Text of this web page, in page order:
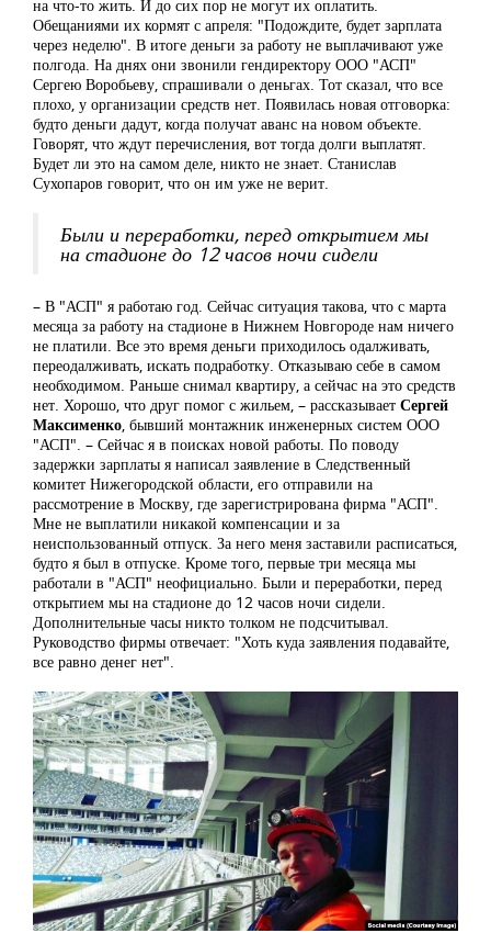
на что-то жить. И до сих пор не могут их оплатить.
Обещаниями их кормят с апреля: "Подождите, будет зарплата
через неделю". В итоге деньги за работу не выплачивают уже
полгода. На днях они звонили гендиректору ООО "АСП"
Сергею Воробьеву, спрашивали о деньгах. Тот сказал, что все
плохо, у организации средств нет. Появилась новая отговорка:
будто деньги дадут, когда получат аванс на новом объекте.
Говорят, что ждут перечисления, вот тогда долги выплатят.
Будет ли это на самом деле, никто не знает. Станислав
Сухопаров говорит, что он им уже не верит.
Были и переработки, перед открытием мы
на стадионе до 12 часов ночи сидели
– В "АСП" я работаю год. Сейчас ситуация такова, что с марта
месяца за работу на стадионе в Нижнем Новгороде нам ничего
не платили. Все это время деньги приходилось одалживать,
переодалживать, искать подработку. Отказываю себе в самом
необходимом. Раньше снимал квартиру, а сейчас на это средств
нет. Хорошо, что друг помог с жильем, – рассказывает Сергей
Максименко , бывший монтажник инженерных систем ООО
"АСП". – Сейчас я в поисках новой работы. По поводу
задержки зарплаты я написал заявление в Следственный
комитет Нижегородской области, его отправили на
рассмотрение в Москву, где зарегистрирована фирма "АСП".
Мне не выплатили никакой компенсации и за
неиспользованный отпуск. За него меня заставили расписаться,
будто я был в отпуске. Кроме того, первые три месяца мы
работали в "АСП" неофициально. Были и переработки, перед
открытием мы на стадионе до 12 часов ночи сидели.
Дополнительные часы никто толком не подсчитывал.
Руководство фирмы отвечает: "Хоть куда заявления подавайте,
все равно денег нет".